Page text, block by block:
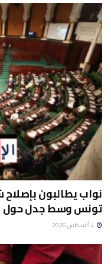
نواب يطالبون
تونس وسط جدل حول